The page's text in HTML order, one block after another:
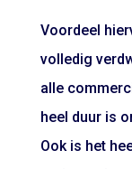
Voordeel
volledig
alle
heel duur is
Ook is het